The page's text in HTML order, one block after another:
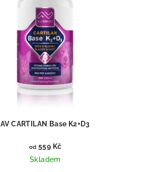
AV CARTILAN Base K2+D3
od 559 Kč
Skladem